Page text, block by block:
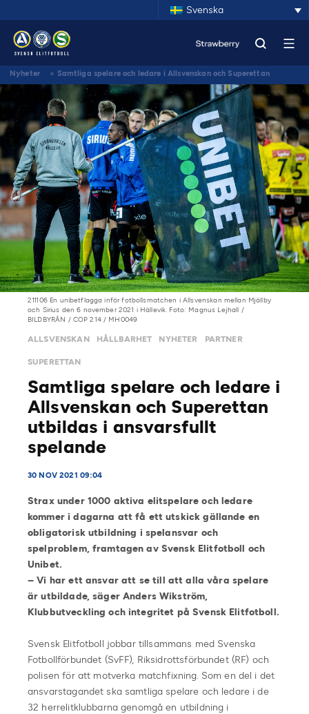
Svenska
Nyheter > Samtliga spelare och ledare i Allsvenskan och Superettan
utbildas i ansvarsfullt spelande
211106 En unibetflagga inför fotbollsmatchen i Allsvenskan mellan Mjällby
och Sirius den 6 november 2021 i Hällevik. Foto: Magnus Lejhall /
BILDBYRÅN / COP 214 / MH0049
ALLSVENSKAN HÅLLBARHET NYHETER PARTNER
SUPERETTAN
Samtliga spelare och ledare i
Allsvenskan och Superettan
utbildas i ansvarsfullt
spelande
30 NOV 2021 09:04
Strax under 1000 aktiva elitspelare och ledare
kommer i dagarna att få ett utskick gällande en
obligatorisk utbildning i spelansvar och
spelproblem, framtagen av Svensk Elitfotboll och
Unibet.
– Vi har ett ansvar att se till att alla våra spelare
är utbildade, säger Anders Wikström,
Klubbutveckling och integritet på Svensk Elitfotboll.
Svensk Elitfotboll jobbar tillsammans med Svenska
Fotbollförbundet (SvFF), Riksidrottsförbundet (RF) och
polisen för att motverka matchfixning. Som en del i det
ansvarstagandet ska samtliga spelare och ledare i de
32 herrelitklubbarna genomgå en utbildning i